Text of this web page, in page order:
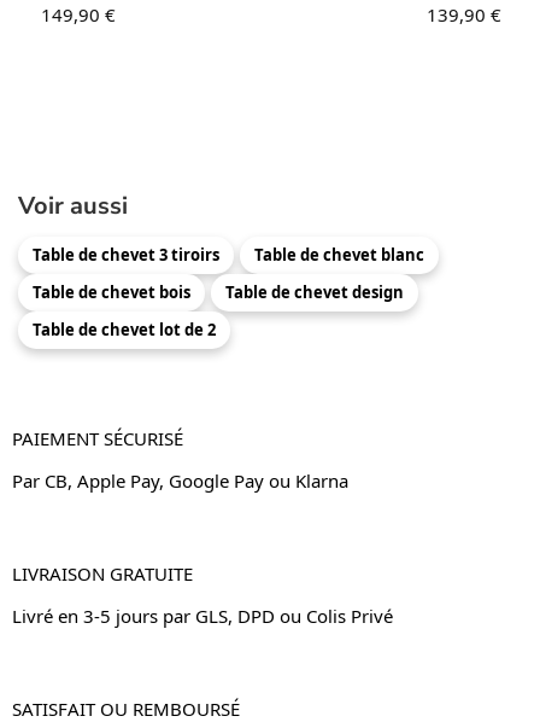
149,90 € 139,90 €
Voir aussi
Table de chevet 3 tiroirs
Table de chevet blanc
Table de chevet bois
Table de chevet design
Table de chevet lot de 2
PAIEMENT SÉCURISÉ
Par CB, Apple Pay, Google Pay ou Klarna
LIVRAISON GRATUITE
Livré en 3-5 jours par GLS, DPD ou Colis Privé
SATISFAIT OU REMBOURSÉ